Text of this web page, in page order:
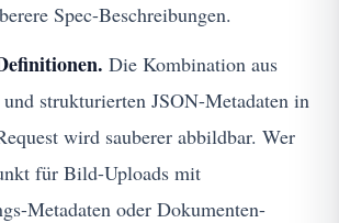
Spec-Beschreibungen.
Die Kombination aus
strukturierten JSON-Metadaten in
wird sauberer abbildbar. Wer
für Bild-Uploads mit
Metadaten oder Dokumenten-